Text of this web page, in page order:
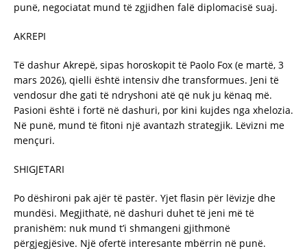
punë, negociatat mund të zgjidhen falë diplomacisë suaj.
AKREPI
Të dashur Akrepë, sipas horoskopit të Paolo Fox (e martë, 3
mars 2026), qielli është intensiv dhe transformues. Jeni të
vendosur dhe gati të ndryshoni atë që nuk ju kënaq më.
Pasioni është i fortë në dashuri, por kini kujdes nga xhelozia.
Në punë, mund të fitoni një avantazh strategjik. Lëvizni me
mençuri.
SHIGJETARI
Po dëshironi pak ajër të pastër. Yjet flasin për lëvizje dhe
mundësi. Megjithatë, në dashuri duhet të jeni më të
pranishëm: nuk mund t’i shmangeni gjithmonë
përgjegjësive. Një ofertë interesante mbërrin në punë.